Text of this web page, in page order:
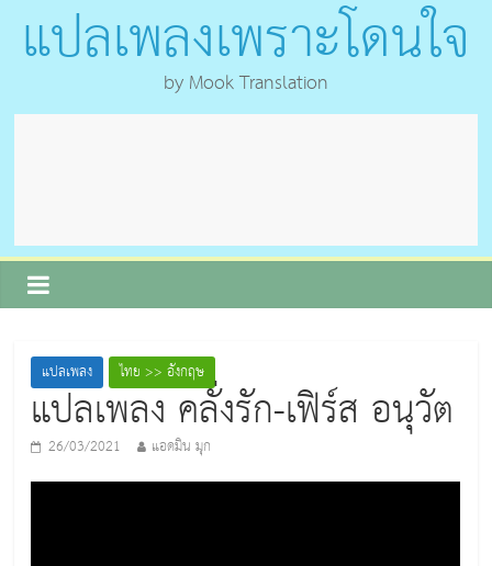
แปลเพลงเพราะโดนใจ
by Mook Translation
แปลเพลง ไทย >> อังกฤษ
แปลเพลง คลั่งรัก-เฟิร์ส อนุวัต
26/03/2021 แอดมิน มุก